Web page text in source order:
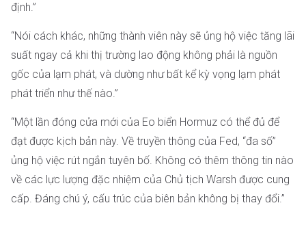
định.”
“Nói cách khác, những thành viên này sẽ ủng hộ việc tăng lãi
suất ngay cả khi thị trường lao động không phải là nguồn
gốc của lạm phát, và dường như bất kể kỳ vọng lạm phát
phát triển như thế nào.”
“Một lần đóng cửa mới của Eo biển Hormuz có thể đủ để
đạt được kịch bản này. Về truyền thông của Fed, “đa số”
ủng hộ việc rút ngắn tuyên bố. Không có thêm thông tin nào
về các lực lượng đặc nhiệm của Chủ tịch Warsh được cung
cấp. Đáng chú ý, cấu trúc của biên bản không bị thay đổi.”